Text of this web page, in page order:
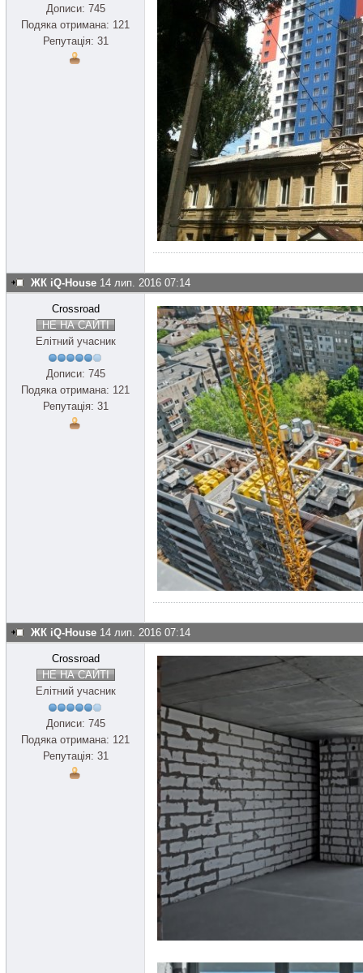
Дописи: 745
Подяка отримана: 121
Репутація: 31
ЖК iQ-House 14 лип. 2016 07:14
Crossroad
НЕ НА САЙТІ
Елітний учасник
Дописи: 745
Подяка отримана: 121
Репутація: 31
ЖК iQ-House 14 лип. 2016 07:14
Crossroad
НЕ НА САЙТІ
Елітний учасник
Дописи: 745
Подяка отримана: 121
Репутація: 31